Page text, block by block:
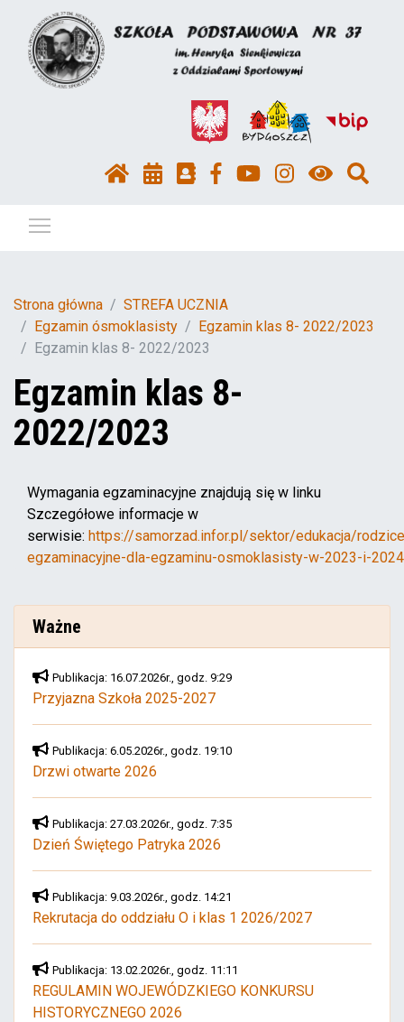
Strona główna
STREFA UCZNIA
Egzamin ósmoklasisty
Egzamin klas 8- 2022/2023
Egzamin klas 8- 2022/2023
Egzamin klas 8-
2022/2023
Wymagania egzaminacyjne znajdują się w linku
Szczegółowe informacje w
serwisie: https://samorzad.infor.pl/sektor/edukacja/
egzaminacyjne-dla-egzaminu-osmoklasisty-w-2023-i-
Ważne
Publikacja: 16.07.2026r., godz. 9:29
Przyjazna Szkoła 2025-2027
Publikacja: 6.05.2026r., godz. 19:10
Drzwi otwarte 2026
Publikacja: 27.03.2026r., godz. 7:35
Dzień Świętego Patryka 2026
Publikacja: 9.03.2026r., godz. 14:21
Rekrutacja do oddziału O i klas 1 2026/2027
Publikacja: 13.02.2026r., godz. 11:11
REGULAMIN WOJEWÓDZKIEGO KONKURSU
HISTORYCZNEGO 2026